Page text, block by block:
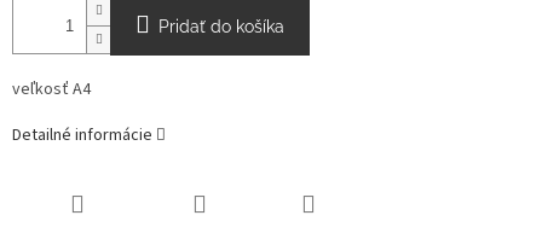
Pridať do košíka
veľkosť A4
Detailné informácie